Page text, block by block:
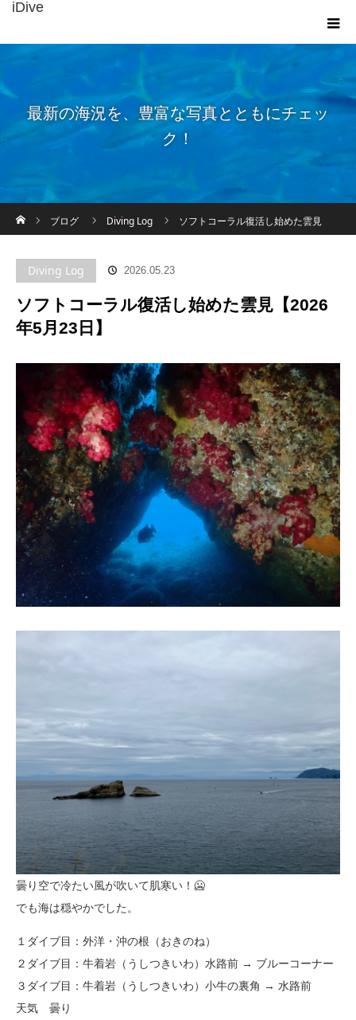
iDive
最新の海況を、豊富な写真とともにチェッ
ク！
ブログ
Diving Log ソフトコーラル復活し始めた雲見
Diving Log 2026.05.23
ソフトコーラル復活し始めた雲見【2026
年5月23日】
曇り空で冷たい風が吹いて肌寒い！🥶
でも海は穏やかでした。
１ダイブ目：外洋・沖の根（おきのね）
２ダイブ目：牛着岩（うしつきいわ）水路前 → ブルーコーナー
３ダイブ目：牛着岩（うしつきいわ）小牛の裏角 → 水路前
天気 曇り